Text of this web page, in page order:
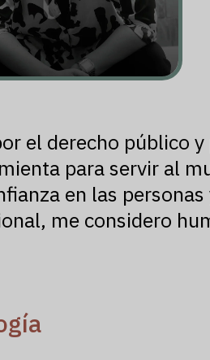
el derecho público
para servir al
en las
me considero